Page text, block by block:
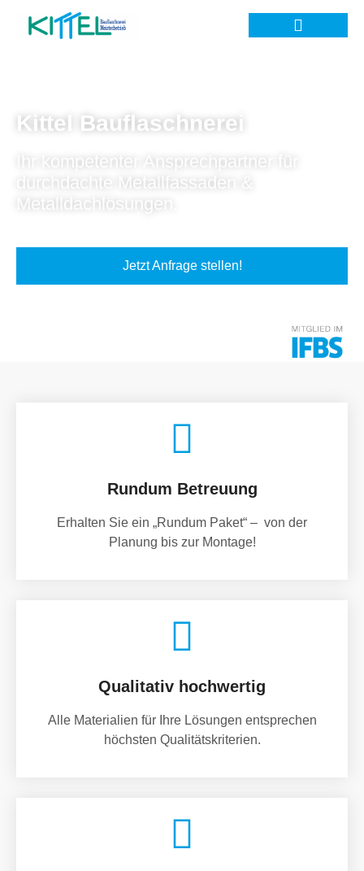
Kittel Bauflaschnerei
Ihr kompetenter Ansprechpartner für
durchdachte Metallfassaden &
Metalldachlösungen.
Jetzt Anfrage stellen!
Rundum Betreuung
Erhalten Sie ein „Rundum Paket“ – von der
Planung bis zur Montage!
Qualitativ hochwertig
Alle Materialien für Ihre Lösungen entsprechen
höchsten Qualitätskriterien.